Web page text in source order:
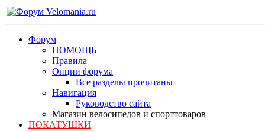
Форум
ПОМОЩЬ
Правила
Опции форума
Все разделы прочитаны
Навигация
Руководство сайта
Магазин велосипедов и спорттоваров
ПОКАТУШКИ